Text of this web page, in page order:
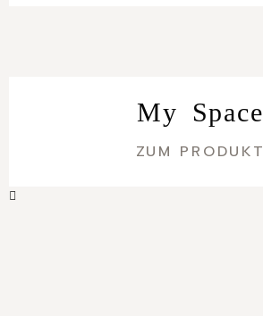
My Space
ZUM PRODUKT